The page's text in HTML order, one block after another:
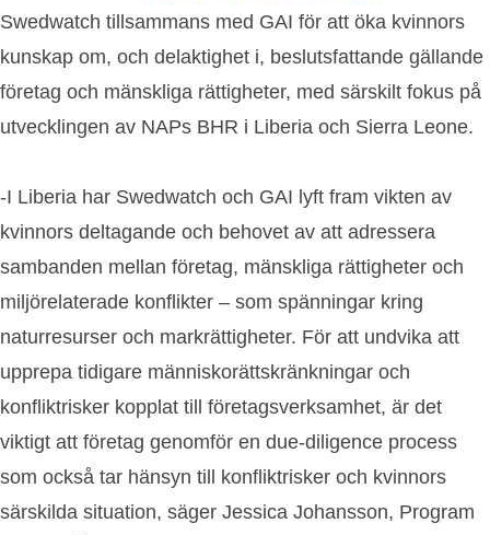
Swedwatch tillsammans med GAI för att öka kvinnors
kunskap om, och delaktighet i, beslutsfattande gällande
företag och mänskliga rättigheter, med särskilt fokus på
utvecklingen av NAPs BHR i Liberia och Sierra Leone.
-I Liberia har Swedwatch och GAI lyft fram vikten av
kvinnors deltagande och behovet av att adressera
sambanden mellan företag, mänskliga rättigheter och
miljörelaterade konflikter – som spänningar kring
naturresurser och markrättigheter. För att undvika att
upprepa tidigare människorättskränkningar och
konfliktrisker kopplat till företagsverksamhet, är det
viktigt att företag genomför en due-diligence process
som också tar hänsyn till konfliktrisker och kvinnors
särskilda situation, säger Jessica Johansson, Program